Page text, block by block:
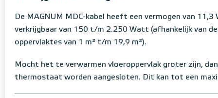
De MAGNUM MDC-kabel heeft een vermogen van
verkrijgbaar van 150 t/m 2.250 Watt (afhankelijk van
oppervlaktes van 1 m² t/m 19,9 m²).
Mocht het te verwarmen vloeroppervlak groter zijn,
thermostaat worden aangesloten. Dit kan tot een